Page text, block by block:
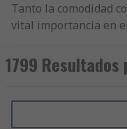
Tanto la comodidad
vital importancia en
camisetas, polos y
más.Disponemos de
(camisetas, polos,
interior) en una gran
1799